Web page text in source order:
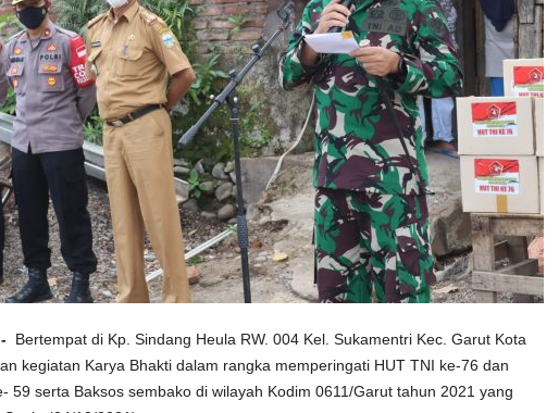
Bertempat di Kp. Sindang Heula RW. 004 Kel. Sukamentri Kec. Garut Kota
kegiatan Karya Bhakti dalam rangka memperingati HUT TNI ke-76 dan
59 serta Baksos sembako di wilayah Kodim 0611/Garut tahun 2021 yang